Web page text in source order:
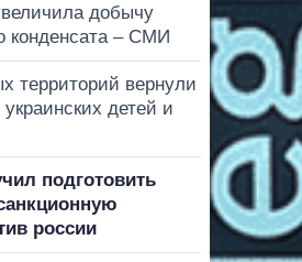
добычу
конденсата – СМИ
территорий вернули
детей и
подготовить
россии